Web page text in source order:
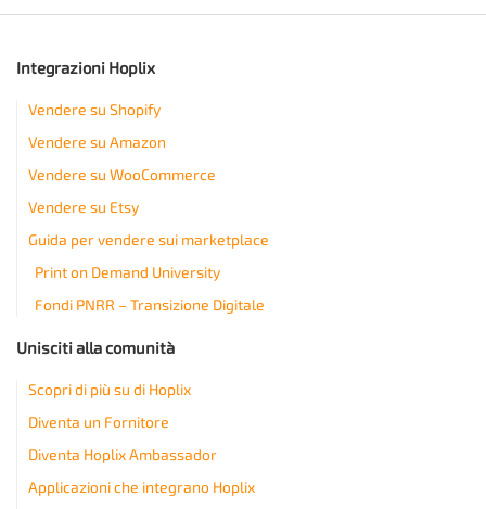
Integrazioni Hoplix
Vendere su Shopify
Vendere su Amazon
Vendere su WooCommerce
Vendere su Etsy
Guida per vendere sui marketplace
Print on Demand University
Fondi PNRR – Transizione Digitale
Unisciti alla comunità
Scopri di più su di Hoplix
Diventa un Fornitore
Diventa Hoplix Ambassador
Applicazioni che integrano Hoplix